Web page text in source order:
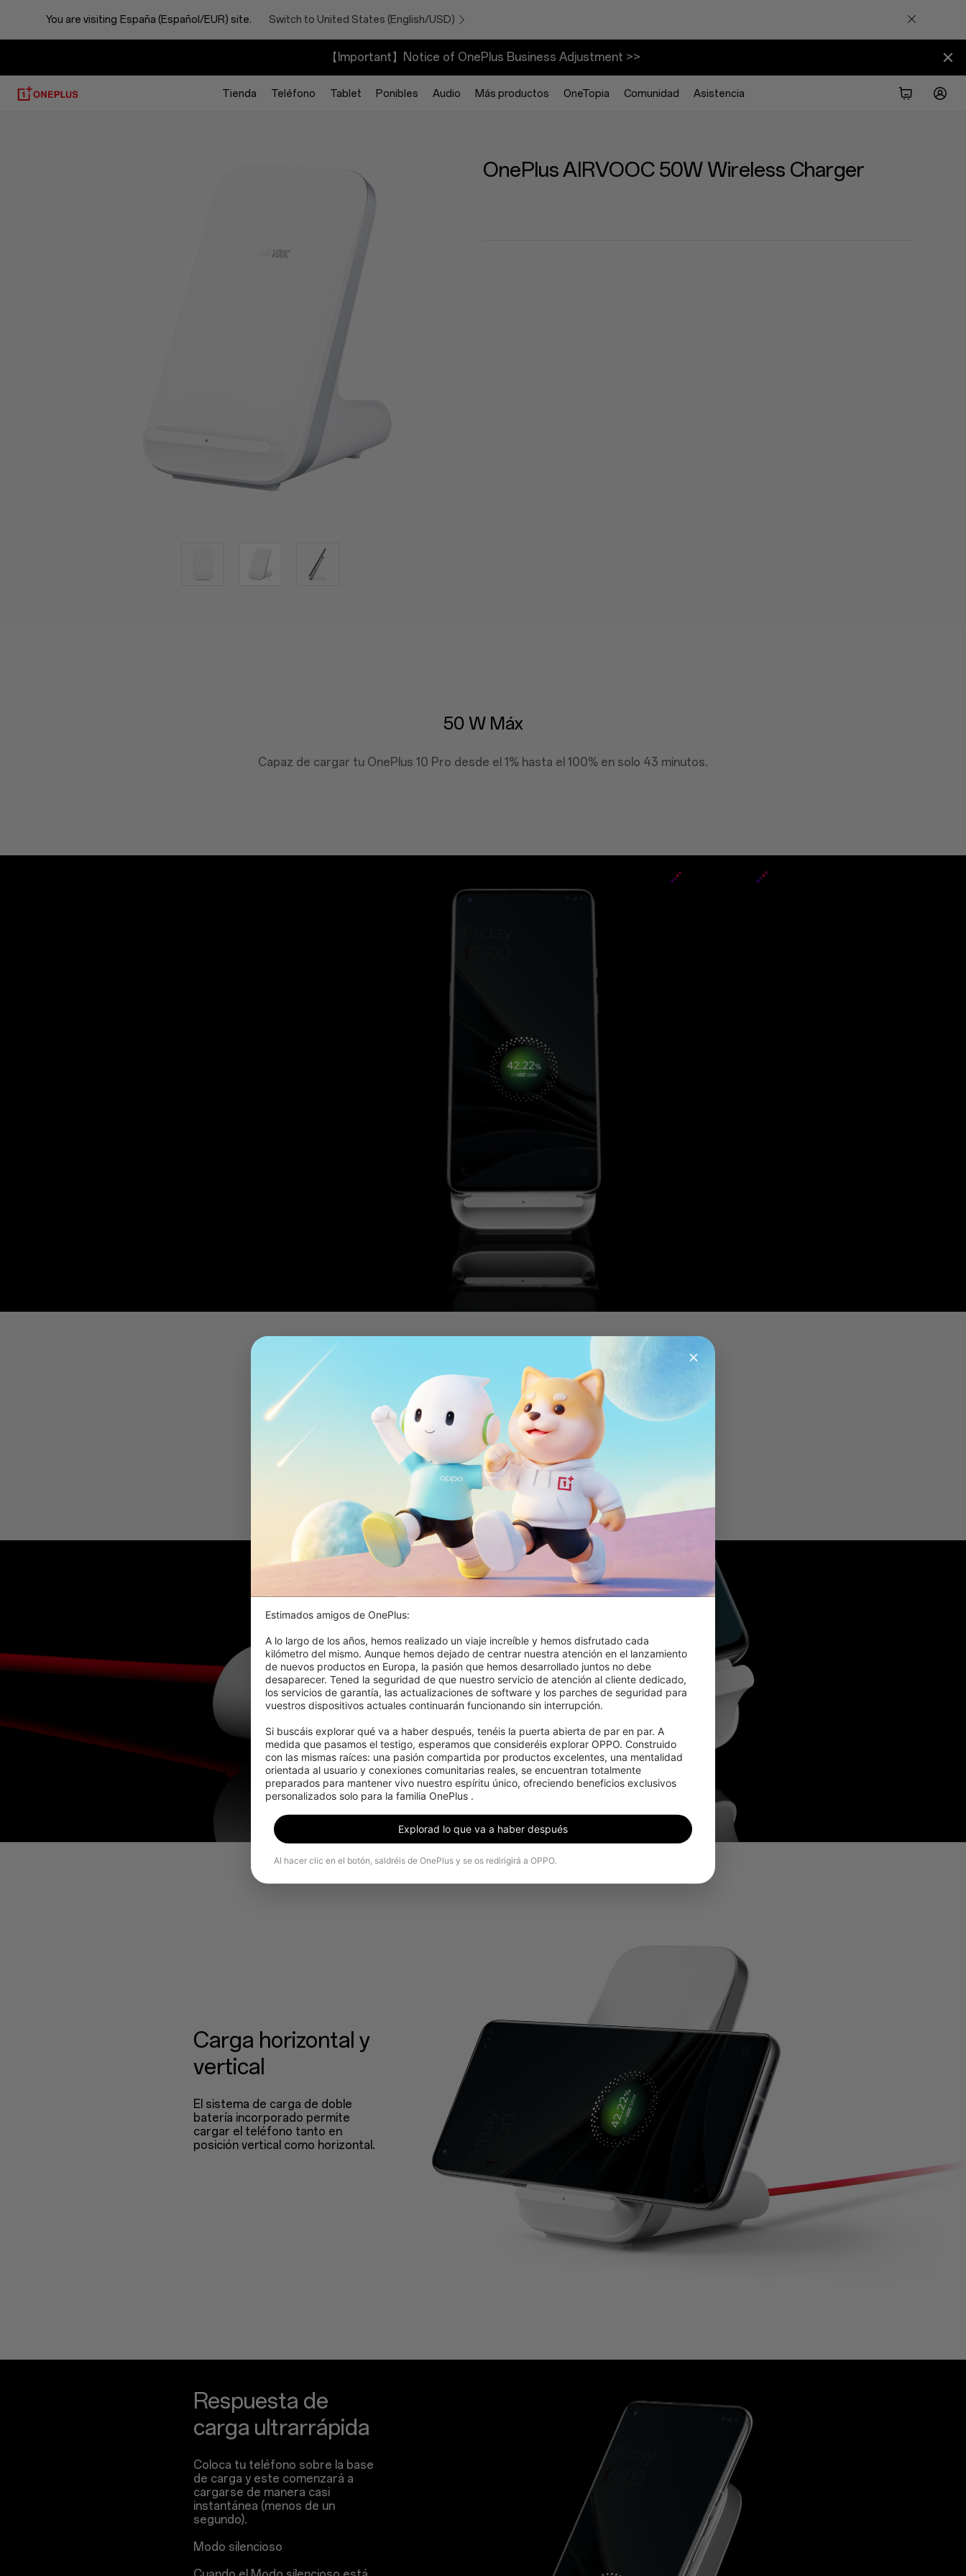
Warp
Wireless
You are visiting España (Español/EUR) site. Switch to United States (English/USD)
【Important】Notice of OnePlus Business Adjustment >>
Tienda Teléfono Tablet Ponibles Audio Más productos OneTopia Comunidad Asistencia
OnePlus AIRVOOC 50W Wireless Charger
50 W Máx
Capaz de cargar tu OnePlus 10 Pro desde el 1% hasta el 100% en solo 43 minutos.
Carga Qi inalámbrica
Compatible con carga inalámbrica EPP 15 W / BPP 5 W.
Carga horizontal y
vertical
El sistema de carga de doble
batería incorporado permite
cargar el teléfono tanto en
posición vertical como horizontal.
Respuesta de
carga ultrarrápida
Coloca tu teléfono sobre la base
de carga y este comenzará a
cargarse de manera casi
instantánea (menos de un
segundo).
Modo silencioso
Estimados amigos de OnePlus:
A lo largo de los años, hemos realizado un viaje increíble y hemos disfrutado cada
kilómetro del mismo. Aunque hemos dejado de centrar nuestra atención en el lanzamiento
de nuevos productos en Europa, la pasión que hemos desarrollado juntos no debe
desaparecer. Tened la seguridad de que nuestro servicio de atención al cliente dedicado,
los servicios de garantía, las actualizaciones de software y los parches de seguridad para
vuestros dispositivos actuales continuarán funcionando sin interrupción.
Si buscáis explorar qué va a haber después, tenéis la puerta abierta de par en par. A
medida que pasamos el testigo, esperamos que consideréis explorar OPPO. Construido
con las mismas raíces: una pasión compartida por productos excelentes, una mentalidad
orientada al usuario y conexiones comunitarias reales, se encuentran totalmente
preparados para mantener vivo nuestro espíritu único, ofreciendo beneficios exclusivos
personalizados solo para la familia OnePlus .
Explorad lo que va a haber después
Al hacer clic en el botón, saldréis de OnePlus y se os redirigirá a OPPO.